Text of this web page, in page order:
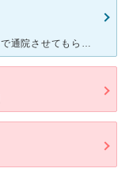
[症状・来院理由] 子供が11か月からアトピーで通院させてもらっています。小さい時は口の周りのただれ、関節のかゆみと湿疹ひどかったのですが、塗り薬の処方で今ではアトピーなの？と分からないまできれいに